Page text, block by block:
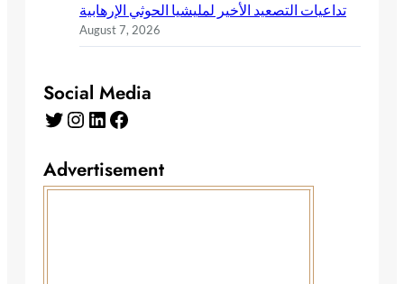
تداعيات التصعيد الأخير لمليشيا الحوثي الإرهابية
August 7, 2026
Social Media
Advertisement